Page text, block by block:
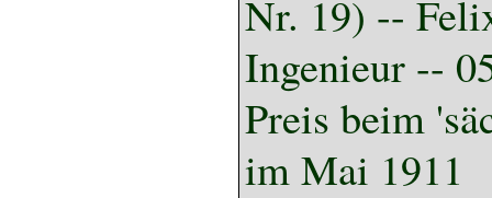
Nr. 19) --
Ingenieur --
Preis beim
im Mai 1911